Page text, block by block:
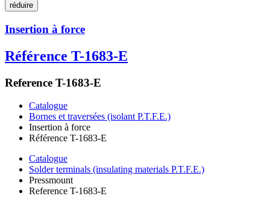
réduire
Insertion à force
Référence T-1683-E
Reference T-1683-E
Catalogue
Bornes et traversées (isolant P.T.F.E.)
Insertion à force
Référence T-1683-E
Catalogue
Solder terminals (insulating materials P.T.F.E.)
Pressmount
Reference T-1683-E